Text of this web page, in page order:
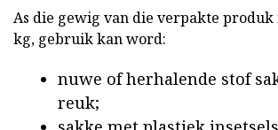
As die gewig van die verpakte produk
kg, gebruik kan word:
nuwe of herhalende stof
reuk;